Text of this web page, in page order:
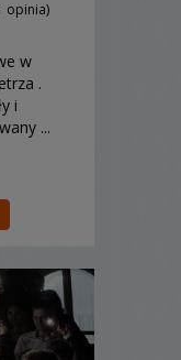
opinia)
w
.
i
...